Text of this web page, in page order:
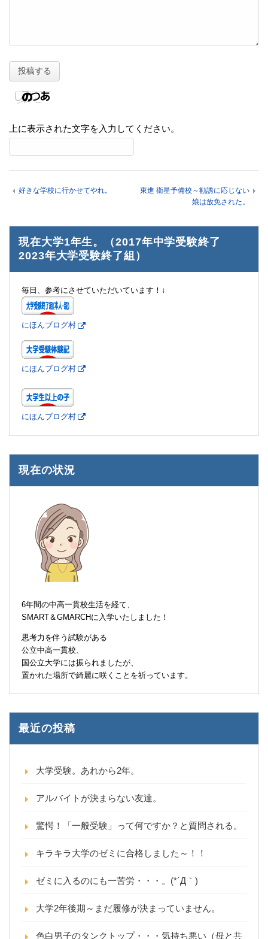
上に表示された文字を入力してください。
好きな学校に行かせてやれ。
東進 衛星予備校～勧誘に応じない
娘は放免された。
現在大学1年生。（2017年中学受験終了
2023年大学受験終了組）
毎日、参考にさせていただいています！↓
にほんブログ村
にほんブログ村
にほんブログ村
現在の状況
6年間の中高一貫校生活を経て、
SMART＆GMARCHに入学いたしました！
思考力を伴う試験がある
公立中高一貫校、
国公立大学には振られましたが、
置かれた場所で綺麗に咲くことを祈っています。
最近の投稿
大学受験。あれから2年。
アルバイトが決まらない友達。
驚愕！「一般受験」って何ですか？と質問される。
キラキラ大学のゼミに合格しました～！！
ゼミに入るのにも一苦労・・・。(*´Д｀)
大学2年後期～まだ履修が決まっていません。
色白男子のタンクトップ・・・気持ち悪い（母と共